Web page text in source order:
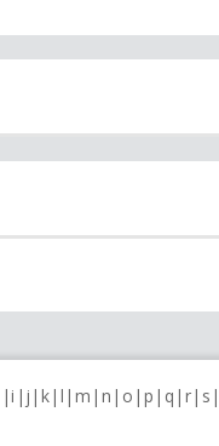
i j k l m n o p q r s